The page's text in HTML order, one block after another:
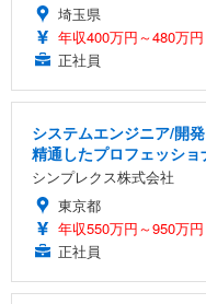
埼玉県
年収400万円～480万円
正社員
システムエンジニア/開
精通したプロフェッシ
シンプレクス株式会社
東京都
年収550万円～950万円
正社員